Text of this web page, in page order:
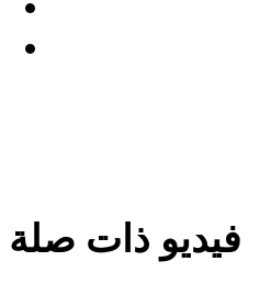
فيديو ذات صلة